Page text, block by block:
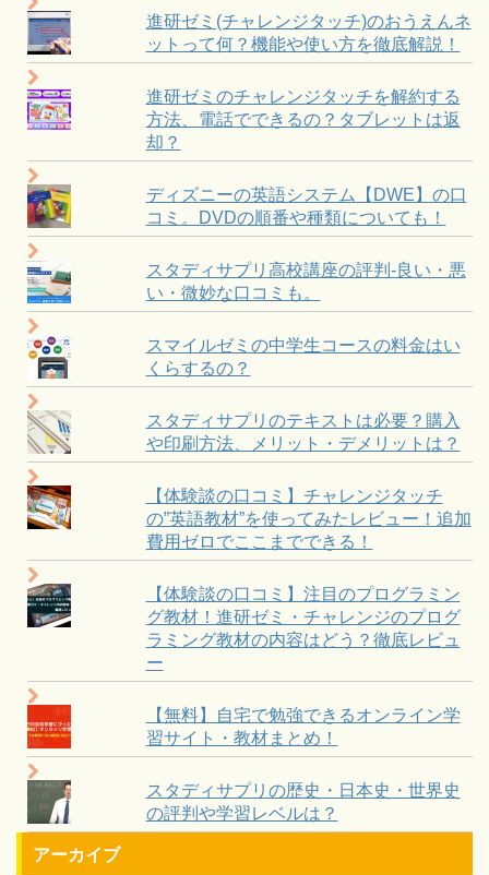
進研ゼミ(チャレンジタッチ)のおうえんネ
ットって何？機能や使い方を徹底解説！
進研ゼミのチャレンジタッチを解約する
方法、電話でできるの？タブレットは返
却？
ディズニーの英語システム【DWE】の口
コミ。DVDの順番や種類についても！
スタディサプリ高校講座の評判-良い・悪
い・微妙な口コミも。
スマイルゼミの中学生コースの料金はい
くらするの？
スタディサプリのテキストは必要？購入
や印刷方法、メリット・デメリットは？
【体験談の口コミ】チャレンジタッチ
の”英語教材”を使ってみたレビュー！追加
費用ゼロでここまでできる！
【体験談の口コミ】注目のプログラミン
グ教材！進研ゼミ・チャレンジのプログ
ラミング教材の内容はどう？徹底レビュ
ー
【無料】自宅で勉強できるオンライン学
習サイト・教材まとめ！
スタディサプリの歴史・日本史・世界史
の評判や学習レベルは？
アーカイブ